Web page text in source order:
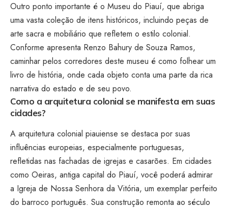
Outro ponto importante é o Museu do Piauí, que abriga
uma vasta coleção de itens históricos, incluindo peças de
arte sacra e mobiliário que refletem o estilo colonial.
Conforme apresenta Renzo Bahury de Souza Ramos,
caminhar pelos corredores deste museu é como folhear um
livro de história, onde cada objeto conta uma parte da rica
narrativa do estado e de seu povo.
Como a arquitetura colonial se manifesta em suas
cidades?
A arquitetura colonial piauiense se destaca por suas
influências europeias, especialmente portuguesas,
refletidas nas fachadas de igrejas e casarões. Em cidades
como Oeiras, antiga capital do Piauí, você poderá admirar
a Igreja de Nossa Senhora da Vitória, um exemplar perfeito
do barroco português. Sua construção remonta ao século